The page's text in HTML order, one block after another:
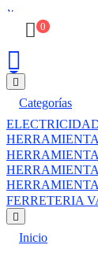
0
Categorías
FERRETERIA
Inicio